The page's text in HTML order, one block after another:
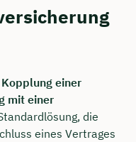
Kopplung einer
mit einer
die
eines Vertrages